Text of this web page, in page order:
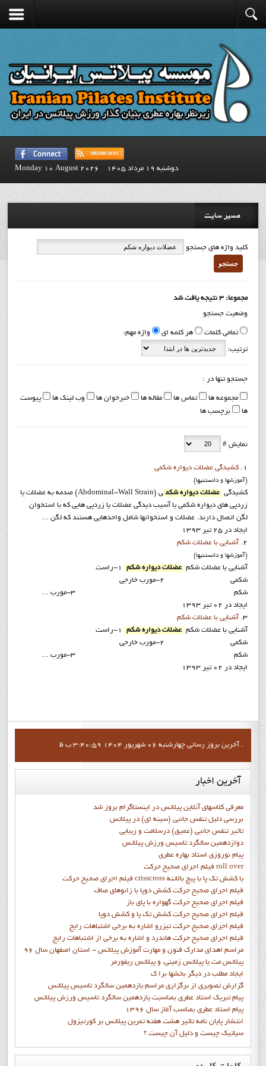
دوشنبه 19 مرداد 1405 Monday 10 August 2026
مسیر سایت
کلید واژه های جستجو
جستجو
مجموعا: 3 نتیجه یافت شد
وضعیت جستجو
تمامی کلمات هر کلمه ای واژه مهم:
ترتیب:
جستجو تنها در :
مجموعه ها تماس ها مقاله ها خبرخوان ها وب لینک ها
پیوست
ها
برچسب ها
نمایش #
1.
کشیدگی عضلات دیواره شکمی
(آموزشها و دانستنيها)
کشیدگی
عضلات دیواره شکم
ی (Abdominal-Wall Strain) صدمه به عضلات یا
زردپی های دیواره شکمی یا آسیب دیدگی عضلات یا زردپی هایی که با استخوان
لگن اتصال دارند. عضلات و استخوانها شامل واحدهایی هستند که لگن ...
ایجاد در 25 تیر 1393
2.
آشنايي با عضلات شکم
(آموزشها و دانستنيها)
آشنايي با عضلات شکم
عضلات دیواره شکم
1-راست
شکمی 2-مورب خارجی
شکم 3-مورب ...
ایجاد در 02 تیر 1393
3.
آشنايي با عضلات شکم
آشنايي با عضلات شکم
عضلات دیواره شکم
1-راست
شکمی 2-مورب خارجی
شکم 3-مورب ...
ایجاد در 02 تیر 1393
آخرين بروز رساني چهارشنبه 06 شهریور 1404 3:40:59 ب ظ .
آخرین اخبار
معرفی کلاسهای آنلاین پیلاتس در اینستاگرام بروز شد
بررسی دلیل تنفس جانبی (سینه ای) در پیلاتس
تاثیر تنفس جانبی (عمیق) درسلامت و زیبایی
دوازدهمين سالگرد تاسيس ورزش پيلاتس
پيام نوروزي استاد بهاره عطري
فيلم اجراي صحيح حرکت roll over
فيلم اجراي صحيح حركت crisscross يا كشش تك پا با پيچ بالاتنه
فيلم اجراي صحيح حرکت كشش دوپا با زانوهاي صاف
فيلم اجراي صحيح حرکت گهواره با پاي باز
فيلم اجراي صحيح حرکت کشش تک پا و کشش دوپا
فيلم اجراي صحيح حرکت تيزرو اشاره به برخي اشتباهات رايج
فيلم اجراي صحيح حرکت هاندرد و اشاره به برخي از اشتباهات رايج
مراسم اهدای مدارک فنون و مهارت آموزش پیلاتس - استان اصفهان سال 96
پیلاتس مت یا پیلاتس زمینی، و پیلاتس ریفورمر
ايجاد مطلب در ديگر بخشها برا ک
گزارش تصويري از برگزاري مراسم يازدهمين سالگرد تاسيس پيلاتس
پيام تبريک استاد عطري بمناسبت يازدهمين سالگرد تاسيس ورزش پيلاتس
پيام استاد عطري بمناسب آغاز سال 1396
انتشار پايان نامه تاثیر هشت هفته تمرین پیلاتس بر کورتیزول
سیاتیک چیست و دلیل آن چیست ؟